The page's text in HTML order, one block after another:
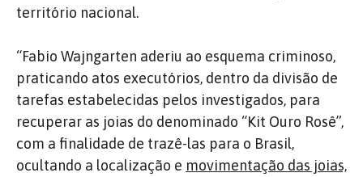
território nacional.
“Fabio Wajngarten aderiu ao esquema criminoso,
praticando atos executórios, dentro da divisão de
tarefas estabelecidas pelos investigados, para
recuperar as joias do denominado “Kit Ouro Rosê”,
com a finalidade de trazê-las para o Brasil,
ocultando a localização e movimentação das joias,